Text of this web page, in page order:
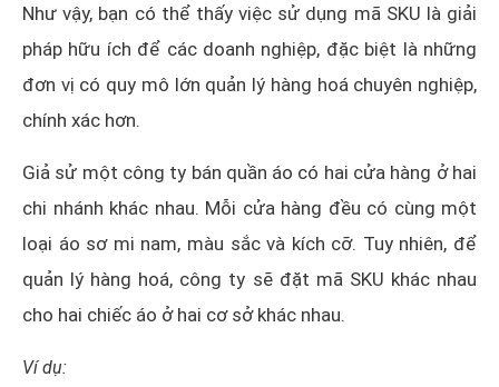
Như vậy, bạn có thể thấy việc sử dụng mã SKU là giải
pháp hữu ích để các doanh nghiệp, đặc biệt là những
đơn vị có quy mô lớn quản lý hàng hoá chuyên nghiệp,
chính xác hơn.
Giả sử một công ty bán quần áo có hai cửa hàng ở hai
chi nhánh khác nhau. Mỗi cửa hàng đều có cùng một
loại áo sơ mi nam, màu sắc và kích cỡ. Tuy nhiên, để
quản lý hàng hoá, công ty sẽ đặt mã SKU khác nhau
cho hai chiếc áo ở hai cơ sở khác nhau.
Ví dụ: